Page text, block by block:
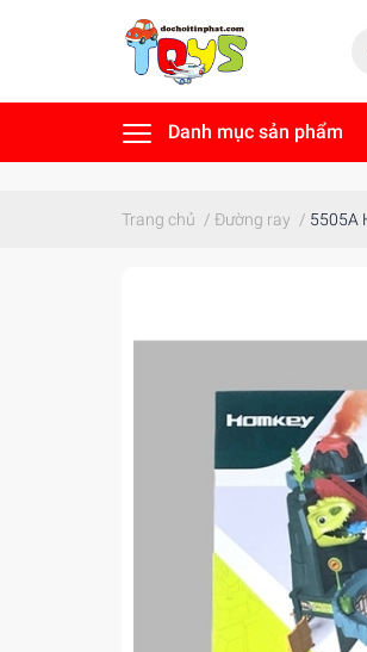
Danh mục sản phẩm
Trang chủ / Đường ray / 5505A